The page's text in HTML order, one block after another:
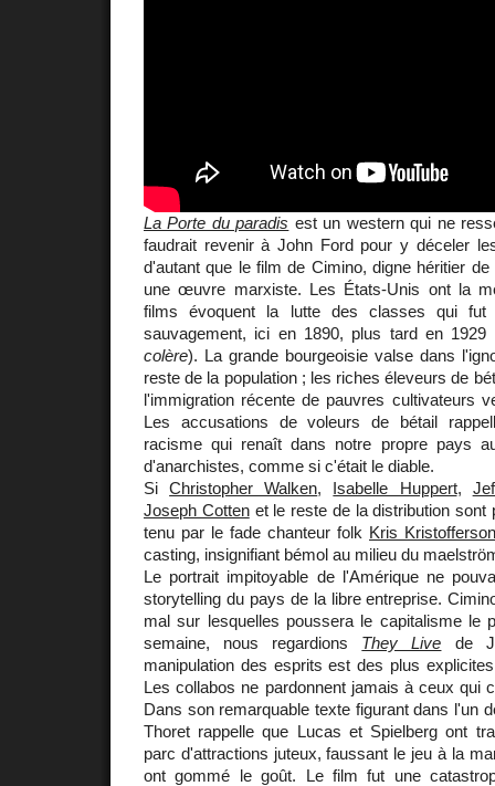
La Porte du paradis est un western qui ne
faudrait revenir à John Ford pour y déceler
d'autant que le film de Cimino, digne héritier
une œuvre marxiste. Les États-Unis ont la
films évoquent la lutte des classes qui fut
sauvagement, ici en 1890, plus tard en
colère). La grande bourgeoisie valse dans
reste de la population ; les riches éleveurs de
l'immigration récente de pauvres cultivateurs
Les accusations de voleurs de bétail
racisme qui renaît dans notre propre pays
d'anarchistes, comme si c'était le diable.
SiChristopher Walken, Isabelle Huppert,
Joseph Cottenet le reste de la distribution sont
tenu par le fade chanteur folk Kris Kristofferson
casting, insignifiant bémol au milieu du
Le portrait impitoyable de l'Amérique ne
storytelling du pays de la libre entreprise.
mal sur lesquelles poussera le capitalisme le
semaine, nous regardions They Live de
manipulation des esprits est des plus
Les collabos ne pardonnent jamais à ceux qui
Dans son remarquable texte figurant dans l'un
Thoret rappelle que Lucas et Spielberg ont
parc d'attractions juteux, faussant le jeu à la
ont gommé le goût. Le film fut une